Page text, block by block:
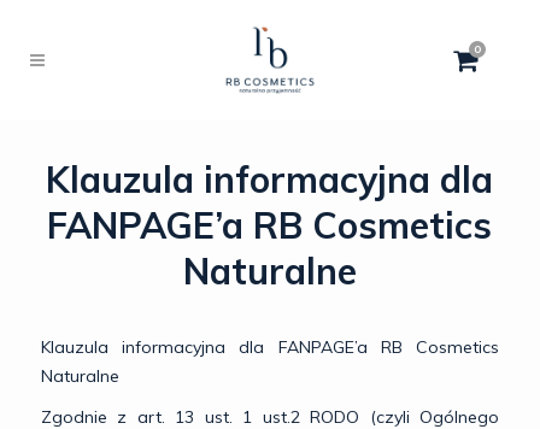
0
Klauzula informacyjna dla
FANPAGE’a RB Cosmetics
Naturalne
Klauzula informacyjna dla FANPAGE’a RB Cosmetics
Naturalne
Zgodnie z art. 13 ust. 1 ust.2 RODO (czyli Ogólnego